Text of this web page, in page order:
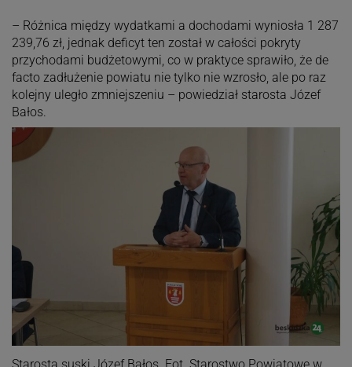
– Różnica między wydatkami a dochodami wyniosła 1 287
239,76 zł, jednak deficyt ten został w całości pokryty
przychodami budżetowymi, co w praktyce sprawiło, że de
facto zadłużenie powiatu nie tylko nie wzrosło, ale po raz
kolejny uległo zmniejszeniu – powiedział starosta Józef
Bałos.
Starosta suski Józef Bałos. Fot. Starostwo Powiatowe w